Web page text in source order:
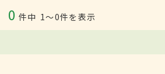
0 件中 1〜0件を表示